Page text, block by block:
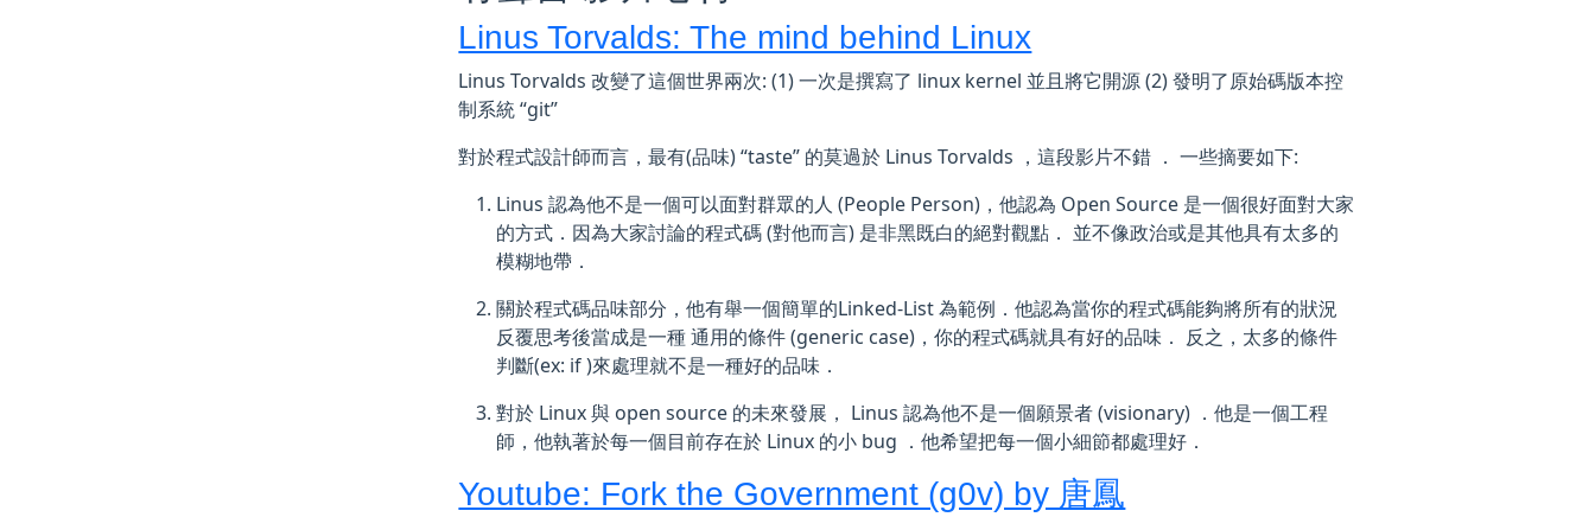
Linus Torvalds: The mind behind Linux
Linus Torvalds 改變了這個世界兩次: (1) 一次是撰寫了 linux kernel 並且將它開源 (2) 發明了原始碼版本控
制系統 “git”
對於程式設計師而言，最有(品味) “taste” 的莫過於 Linus Torvalds ，這段影片不錯 ． 一些摘要如下:
Linus 認為他不是一個可以面對群眾的人 (People Person)，他認為 Open Source 是一個很好面對大家
的方式．因為大家討論的程式碼 (對他而言) 是非黑既白的絕對觀點． 並不像政治或是其他具有太多的
模糊地帶．
關於程式碼品味部分，他有舉一個簡單的Linked-List 為範例．他認為當你的程式碼能夠將所有的狀況
反覆思考後當成是一種 通用的條件 (generic case)，你的程式碼就具有好的品味． 反之，太多的條件
判斷(ex: if )來處理就不是一種好的品味．
對於 Linux 與 open source 的未來發展， Linus 認為他不是一個願景者 (visionary) ．他是一個工程
師，他執著於每一個目前存在於 Linux 的小 bug ．他希望把每一個小細節都處理好．
Youtube: Fork the Government (g0v) by 唐鳳